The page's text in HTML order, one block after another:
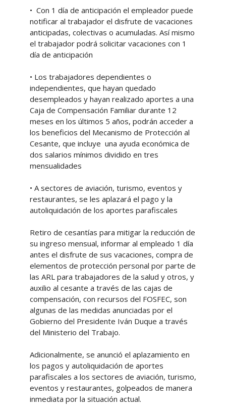
• Con 1 día de anticipación el empleador puede
notificar al trabajador el disfrute de vacaciones
anticipadas, colectivas o acumuladas. Así mismo
el trabajador podrá solicitar vacaciones con 1
día de anticipación
• Los trabajadores dependientes o
independientes, que hayan quedado
desempleados y hayan realizado aportes a una
Caja de Compensación Familiar durante 12
meses en los últimos 5 años, podrán acceder a
los beneficios del Mecanismo de Protección al
Cesante, que incluye una ayuda económica de
dos salarios mínimos dividido en tres
mensualidades
• A sectores de aviación, turismo, eventos y
restaurantes, se les aplazará el pago y la
autoliquidación de los aportes parafiscales
Retiro de cesantías para mitigar la reducción de
su ingreso mensual, informar al empleado 1 día
antes el disfrute de sus vacaciones, compra de
elementos de protección personal por parte de
las ARL para trabajadores de la salud y otros, y
auxilio al cesante a través de las cajas de
compensación, con recursos del FOSFEC, son
algunas de las medidas anunciadas por el
Gobierno del Presidente Iván Duque a través
del Ministerio del Trabajo.
Adicionalmente, se anunció el aplazamiento en
los pagos y autoliquidación de aportes
parafiscales a los sectores de aviación, turismo,
eventos y restaurantes, golpeados de manera
inmediata por la situación actual.